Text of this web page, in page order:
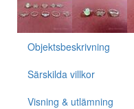
Objektsbeskrivning
Särskilda villkor
Visning & utlämning